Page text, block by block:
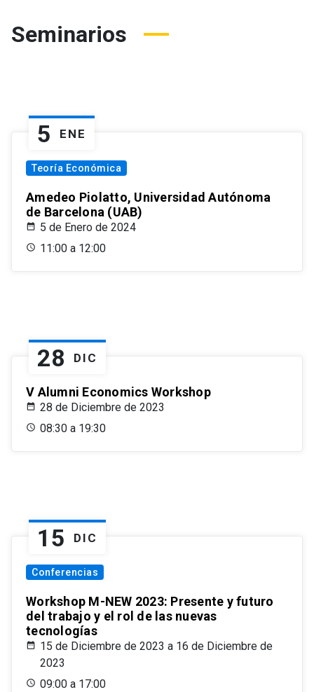
Seminarios
5 ENE
Teoría Económica
Amedeo Piolatto, Universidad Autónoma
de Barcelona (UAB)
5 de Enero de 2024
11:00 a 12:00
28 DIC
V Alumni Economics Workshop
28 de Diciembre de 2023
08:30 a 19:30
15 DIC
Conferencias
Workshop M-NEW 2023: Presente y futuro
del trabajo y el rol de las nuevas
tecnologías
15 de Diciembre de 2023 a 16 de Diciembre de
2023
09:00 a 17:00